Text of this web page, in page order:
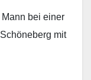
bei einer
mit